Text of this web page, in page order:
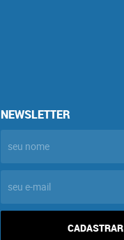
NEWSLETTER
CADASTRAR